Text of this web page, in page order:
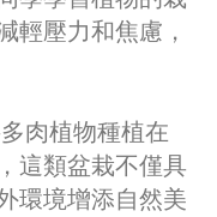
輕壓力和焦慮，
肉植物種植在
這類盆栽不僅具
環境增添自然美